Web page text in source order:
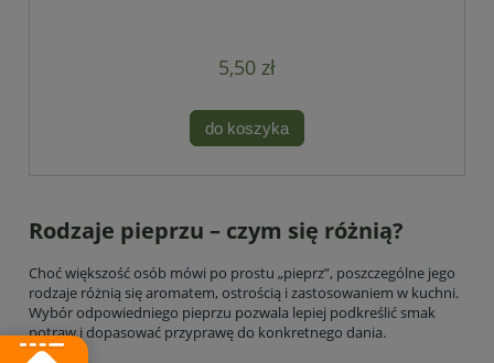
5,50 zł
do koszyka
Rodzaje pieprzu – czym się różnią?
Choć większość osób mówi po prostu „pieprz”, poszczególne jego
rodzaje różnią się aromatem, ostrością i zastosowaniem w kuchni.
Wybór odpowiedniego pieprzu pozwala lepiej podkreślić smak
potraw i dopasować przyprawę do konkretnego dania.